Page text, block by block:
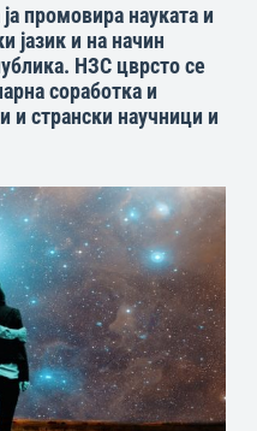
промовира науката и
јазик и на начин
НЗС цврсто се
соработка и
странски научници и